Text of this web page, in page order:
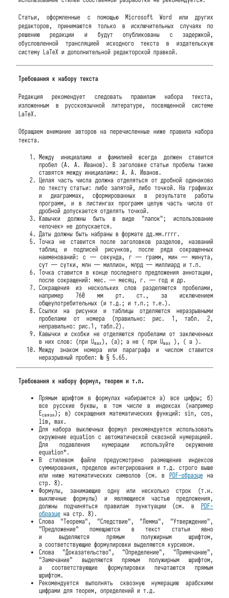
Статьи, оформленные с помощью Microsoft Word или других
редакторов, принимаются только в исключительных случаях по
решению редакции и будут опубликованы с задержкой,
обусловленной трансляцией исходного текста в издательскую
систему LaTeX и дополнительной редакторской правкой.
Требования к набору текста
Редакция рекомендует следовать правилам набора текста,
изложенным в русскоязычной литературе, посвященной системе
LaTeX.
Обращаем внимание авторов на перечисленные ниже правила набора
текста.
Между инициалами и фамилией всегда должен ставится
пробел (А. А. Иванов). В заголовке статьи пробелы также
ставятся между инициалами: А. А. Иванов.
Целая часть числа должна отделяться от дробной одинаково
по тексту статьи: либо запятой, либо точкой. На графиках
и диаграммах, сформированных в результате работы
программ, и в листингах программ целую часть числа от
дробной допускается отделять точкой.
Кавычки должны быть в виде "лапок"; использование
«елочек» не допускается.
Даты должны быть набраны в формате дд.мм.гггг.
Точка не ставится после заголовков разделов, названий
таблиц и подписей рисунков, после ряда сокращенных
наименований: с — секунда, г — грамм, мин — минута,
сут — сутки, млн — миллион, млрд — миллиард и т.п.
Точка ставится в конце последнего предложения аннотации,
после сокращений: мес. — месяц, г. — год и др.
Сокращения из нескольких слов разделяются пробелами,
например 760 мм рт. ст., за исключением
общеупотребительных (и т.д.; и т.п.; т.е.).
Ссылки на рисунки и таблицы отделяются неразрывными
пробелами от номера (правильно: рис. 1, табл. 2,
неправильно: рис.1, табл.2).
Кавычки и скобки не отделяются пробелами от заключенных
в них слов: (при Umax), (а); а не ( при Umax
), ( а ).
Между знаком номера или параграфа и числом ставится
неразрывный пробел: № § 5.65.
Требования к набору формул, теорем и т.п.
Прямым шрифтом в формулах набираются а) все цифры; б)
все русские буквы, в том числе в индексах (например
Eсвязи); в) сокращения математических функций: sin, cos,
lim, max.
Для набора выключных формул рекомендуется использовать
окружение equation с автоматической сквозной нумерацией.
Для подавления нумерации используйте окружение
equation*.
В стилевом файле предусмотрено размещение индексов
суммирования, пределов интегрирования и т.д. строго выше
или ниже математических символов (см. в PDF-образцена
стр. 8).
Формулы, занимающие одну или несколько строк (т.н.
выключные формулы) и являющиеся частью предложения,
должны подчиняться правилам пунктуации (см. в PDF-
образцена стр. 8).
Слова "Теорема", "Следствие", "Лемма", "Утверждение",
"Предложение" помещаются в текст статьи явно
и выделяются прямым полужирным шрифтом,
а соответствующие формулировки выделяются курсивом.
Слова "Доказательство", "Определение", "Примечание",
"Замечание" выделяются прямым полужирным шрифтом,
а соответствующие формулировки печатаются прямым
шрифтом.
Рекомендуется выполнять сквозную нумерацию арабскими
цифрами для теорем, определений и т.д.